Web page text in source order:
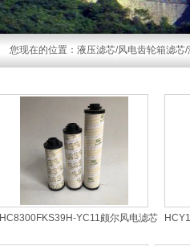
HC8300FKS39H-YC11颇尔风电滤芯
您现在的位置： 液压滤芯/风电齿轮箱滤芯